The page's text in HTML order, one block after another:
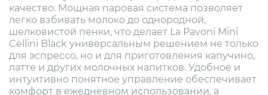
качество. Мощная паровая система позволяет
легко взбивать молоко до однородной,
шелковистой пенки, что делает La Pavoni Mini
Cellini Black универсальным решением не только
для эспрессо, но и для приготовления капучино,
латте и других молочных напитков. Удобное и
интуитивно понятное управление обеспечивает
комфорт в ежедневном использовании, а